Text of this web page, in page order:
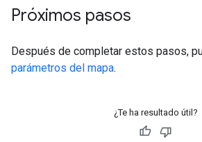
Próximos pasos
Después de completar estos pasos,
parámetros del mapa.
¿Te ha resultado útil?